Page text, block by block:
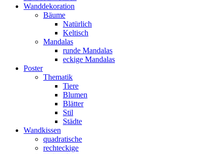
Wanddekoration
Bäume
Natürlich
Keltisch
Mandalas
runde Mandalas
eckige Mandalas
Poster
Thematik
Tiere
Blumen
Blätter
Stil
Städte
Wandkissen
quadratische
rechteckige